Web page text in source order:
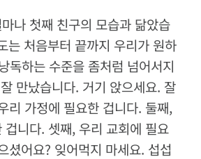
나 첫째 친구의 모습과 닮았습
는 처음부터 끝까지 우리가 원하
독하는 수준을 좀처럼 넘어서지
잘 만났습니다. 거기 앉으세요. 잘
리 가정에 필요한 겁니다. 둘째,
겁니다. 셋째, 우리 교회에 필요
셨어요? 잊어먹지 마세요. 섭섭